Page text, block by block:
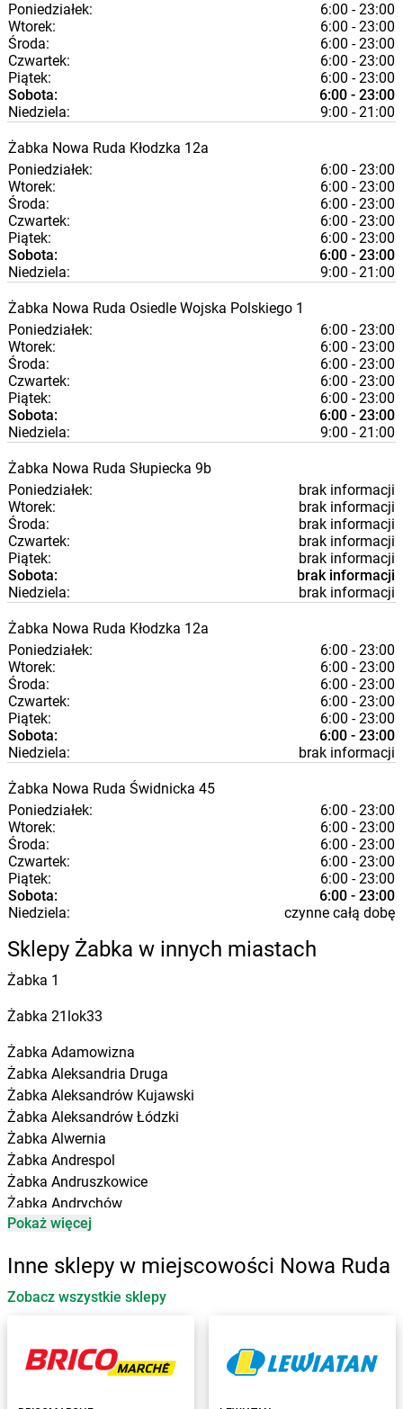
Poniedziałek:
6:00 - 23:00
Wtorek:
6:00 - 23:00
Środa:
6:00 - 23:00
Czwartek:
6:00 - 23:00
Piątek:
6:00 - 23:00
Sobota:
6:00 - 23:00
Niedziela:
9:00 - 21:00
Żabka Nowa Ruda Kłodzka 12a
Poniedziałek:
6:00 - 23:00
Wtorek:
6:00 - 23:00
Środa:
6:00 - 23:00
Czwartek:
6:00 - 23:00
Piątek:
6:00 - 23:00
Sobota:
6:00 - 23:00
Niedziela:
9:00 - 21:00
Żabka Nowa Ruda Osiedle Wojska Polskiego 1
Poniedziałek:
6:00 - 23:00
Wtorek:
6:00 - 23:00
Środa:
6:00 - 23:00
Czwartek:
6:00 - 23:00
Piątek:
6:00 - 23:00
Sobota:
6:00 - 23:00
Niedziela:
9:00 - 21:00
Żabka Nowa Ruda Słupiecka 9b
Poniedziałek:
brak informacji
Wtorek:
brak informacji
Środa:
brak informacji
Czwartek:
brak informacji
Piątek:
brak informacji
Sobota:
brak informacji
Niedziela:
brak informacji
Żabka Nowa Ruda Kłodzka 12a
Poniedziałek:
6:00 - 23:00
Wtorek:
6:00 - 23:00
Środa:
6:00 - 23:00
Czwartek:
6:00 - 23:00
Piątek:
6:00 - 23:00
Sobota:
6:00 - 23:00
Niedziela:
brak informacji
Żabka Nowa Ruda Świdnicka 45
Poniedziałek:
6:00 - 23:00
Wtorek:
6:00 - 23:00
Środa:
6:00 - 23:00
Czwartek:
6:00 - 23:00
Piątek:
6:00 - 23:00
Sobota:
6:00 - 23:00
Niedziela:
czynne całą dobę
Sklepy Żabka w innych miastach
Żabka 1
Żabka 21lok33
Żabka Adamowizna
Żabka Aleksandria Druga
Żabka Aleksandrów Kujawski
Żabka Aleksandrów Łódzki
Żabka Alwernia
Żabka Andrespol
Żabka Andruszkowice
Żabka Andrychów
Żabka Antonie
Żabka Automat
Żabka Babica
Żabka Babimost
Żabka Baborów
Pokaż więcej
Inne sklepy w miejscowości Nowa Ruda
Zobacz wszystkie sklepy